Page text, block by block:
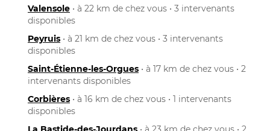
Valensole • à 22 km de chez vous • 3 intervenants
disponibles
Peyruis • à 21 km de chez vous • 3 intervenants
disponibles
Saint-Étienne-les-Orgues • à 17 km de chez vous • 2
intervenants disponibles
Corbières • à 16 km de chez vous • 1 intervenants
disponibles